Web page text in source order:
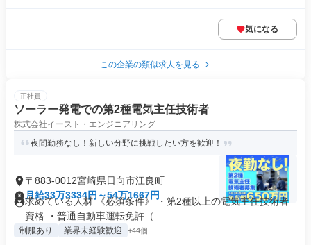
気になる
この企業の類似求人を見る
正社員
ソーラー発電での第2種電気主任技術者
株式会社イースト・エンジニアリング
夜間勤務なし！新しい分野に挑戦したい方を歓迎！
〒883-0012宮崎県日向市江良町
月給33万3334円～54万1667円
求めている人材 《必須条件》 ・第2種以上の電気主任技術者
資格 ・普通自動車運転免許（...
制服あり 業界未経験歓迎 +44個